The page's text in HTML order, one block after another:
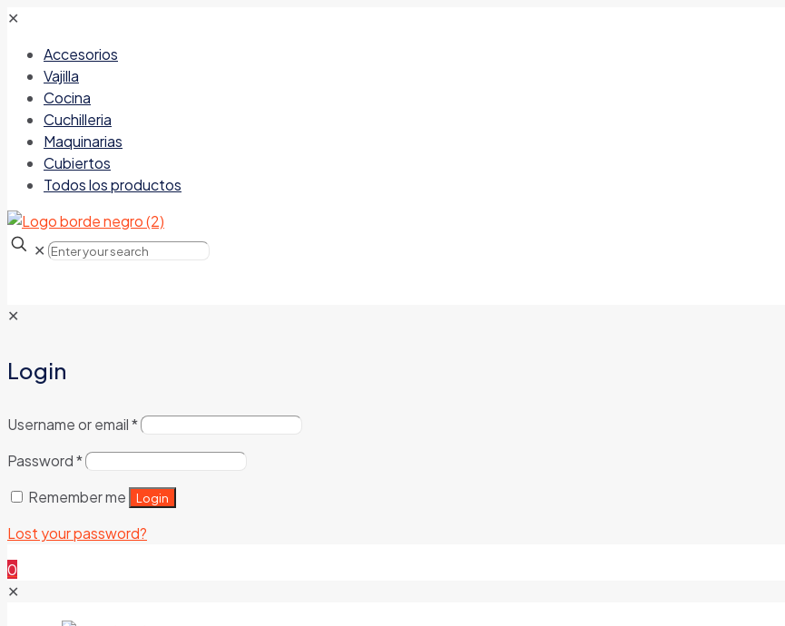
✕
Accesorios
Vajilla
Cocina
Cuchilleria
Maquinarias
Cubiertos
Todos los productos
✕
✕
Login
Username or email*
Password*
Remember me
Login
Lost your password?
0
✕